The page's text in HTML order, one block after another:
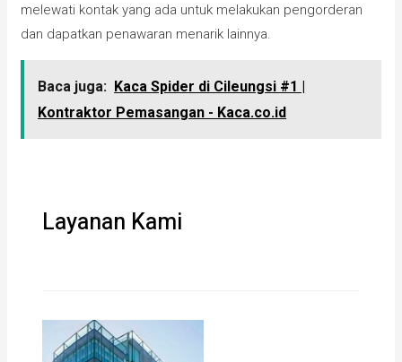
melewati kontak yang ada untuk melakukan pengorderan
dan dapatkan penawaran menarik lainnya.
Baca juga: Kaca Spider di Cileungsi #1 |
Kontraktor Pemasangan - Kaca.co.id
Layanan Kami